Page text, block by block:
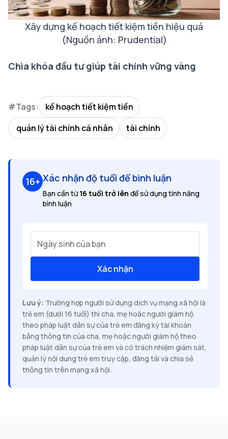
Xây dựng kế hoạch tiết kiệm tiền hiệu quả
(Nguồn ảnh: Prudential)
Chìa khóa đầu tư giúp tài chính vững vàng
#Tags:
kế hoạch tiết kiệm tiền
quản lý tài chính cá nhân
tài chính
16+ Xác nhận độ tuổi để bình luận
Bạn cần từ16 tuổi trở lên để sử dụng tính năng
bình luận
Ngày sinh của bạn
Xác nhận
Lưu ý: Trường hợp người sử dụng dịch vụ mạng xã hội là
trẻ em (dưới 16 tuổi) thì cha, mẹ hoặc người giám hộ
theo pháp luật dân sự của trẻ em đăng ký tài khoản
bằng thông tin của cha, mẹ hoặc người giám hộ theo
pháp luật dân sự của trẻ em và có trách nhiệm giám sát,
quản lý nội dung trẻ em truy cập, đăng tải và chia sẻ
thông tin trên mạng xã hội.